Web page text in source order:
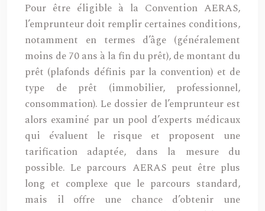
Pour être éligible à la Convention AERAS,
l’emprunteur doit remplir certaines conditions,
notamment en termes d’âge (généralement
moins de 70 ans à la fin du prêt), de montant du
prêt (plafonds définis par la convention) et de
type de prêt (immobilier, professionnel,
consommation). Le dossier de l’emprunteur est
alors examiné par un pool d’experts médicaux
qui évaluent le risque et proposent une
tarification adaptée, dans la mesure du
possible. Le parcours AERAS peut être plus
long et complexe que le parcours standard,
mais il offre une chance d’obtenir une